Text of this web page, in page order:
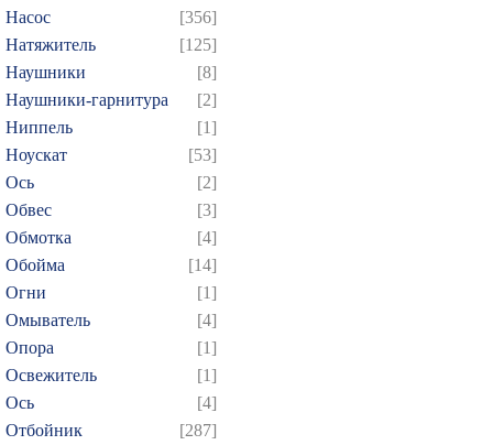
Насос
[356]
Натяжитель
[125]
Наушники
[8]
Наушники-гарнитура
[2]
Ниппель
[1]
Ноускат
[53]
Оcь
[2]
Обвес
[3]
Обмотка
[4]
Обойма
[14]
Огни
[1]
Омыватель
[4]
Опора
[1]
Освежитель
[1]
Ось
[4]
Отбойник
[287]